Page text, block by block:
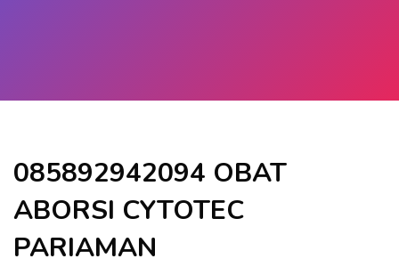
085892942094 OBAT
ABORSI CYTOTEC
PARIAMAN